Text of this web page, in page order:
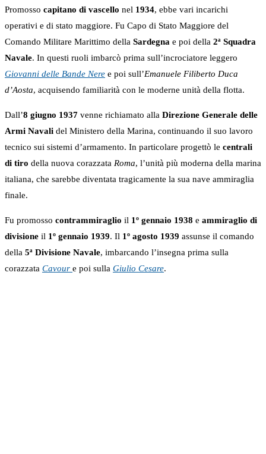
Promosso capitano di vascello nel 1934, ebbe vari incarichi
operativi e di stato maggiore. Fu Capo di Stato Maggiore del
Comando Militare Marittimo della Sardegna e poi della 2ª Squadra
Navale. In questi ruoli imbarcò prima sull’incrociatore leggero
Giovanni delle Bande Nere e poi sull’Emanuele Filiberto Duca
d’Aosta, acquisendo familiarità con le moderne unità della flotta.
Dall’8 giugno 1937 venne richiamato alla Direzione Generale delle
Armi Navali del Ministero della Marina, continuando il suo lavoro
tecnico sui sistemi d’armamento. In particolare progettò le centrali
di tiro della nuova corazzata Roma, l’unità più moderna della marina
italiana, che sarebbe diventata tragicamente la sua nave ammiraglia
finale.
Fu promosso contrammiraglio il 1º gennaio 1938 e ammiraglio di
divisione il 1º gennaio 1939. Il 1º agosto 1939 assunse il comando
della 5ª Divisione Navale, imbarcando l’insegna prima sulla
corazzata Cavour e poi sulla Giulio Cesare.